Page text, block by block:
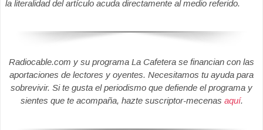
la literalidad del artículo acuda directamente al medio referido.
Radiocable.com y su programa La Cafetera se financian con las
aportaciones de lectores y oyentes. Necesitamos tu ayuda para
sobrevivir. Si te gusta el periodismo que defiende el programa y
sientes que te acompaña, hazte suscriptor-mecenas aquí.